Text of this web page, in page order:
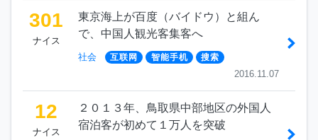
301
ナイス
東京海上が百度（バイドウ）と組ん
で、中国人観光客集客へ
社会 互联网 智能手机 搜索
2016.11.07
12
ナイス
２０１３年、鳥取県中部地区の外国人
宿泊客が初めて１万人を突破